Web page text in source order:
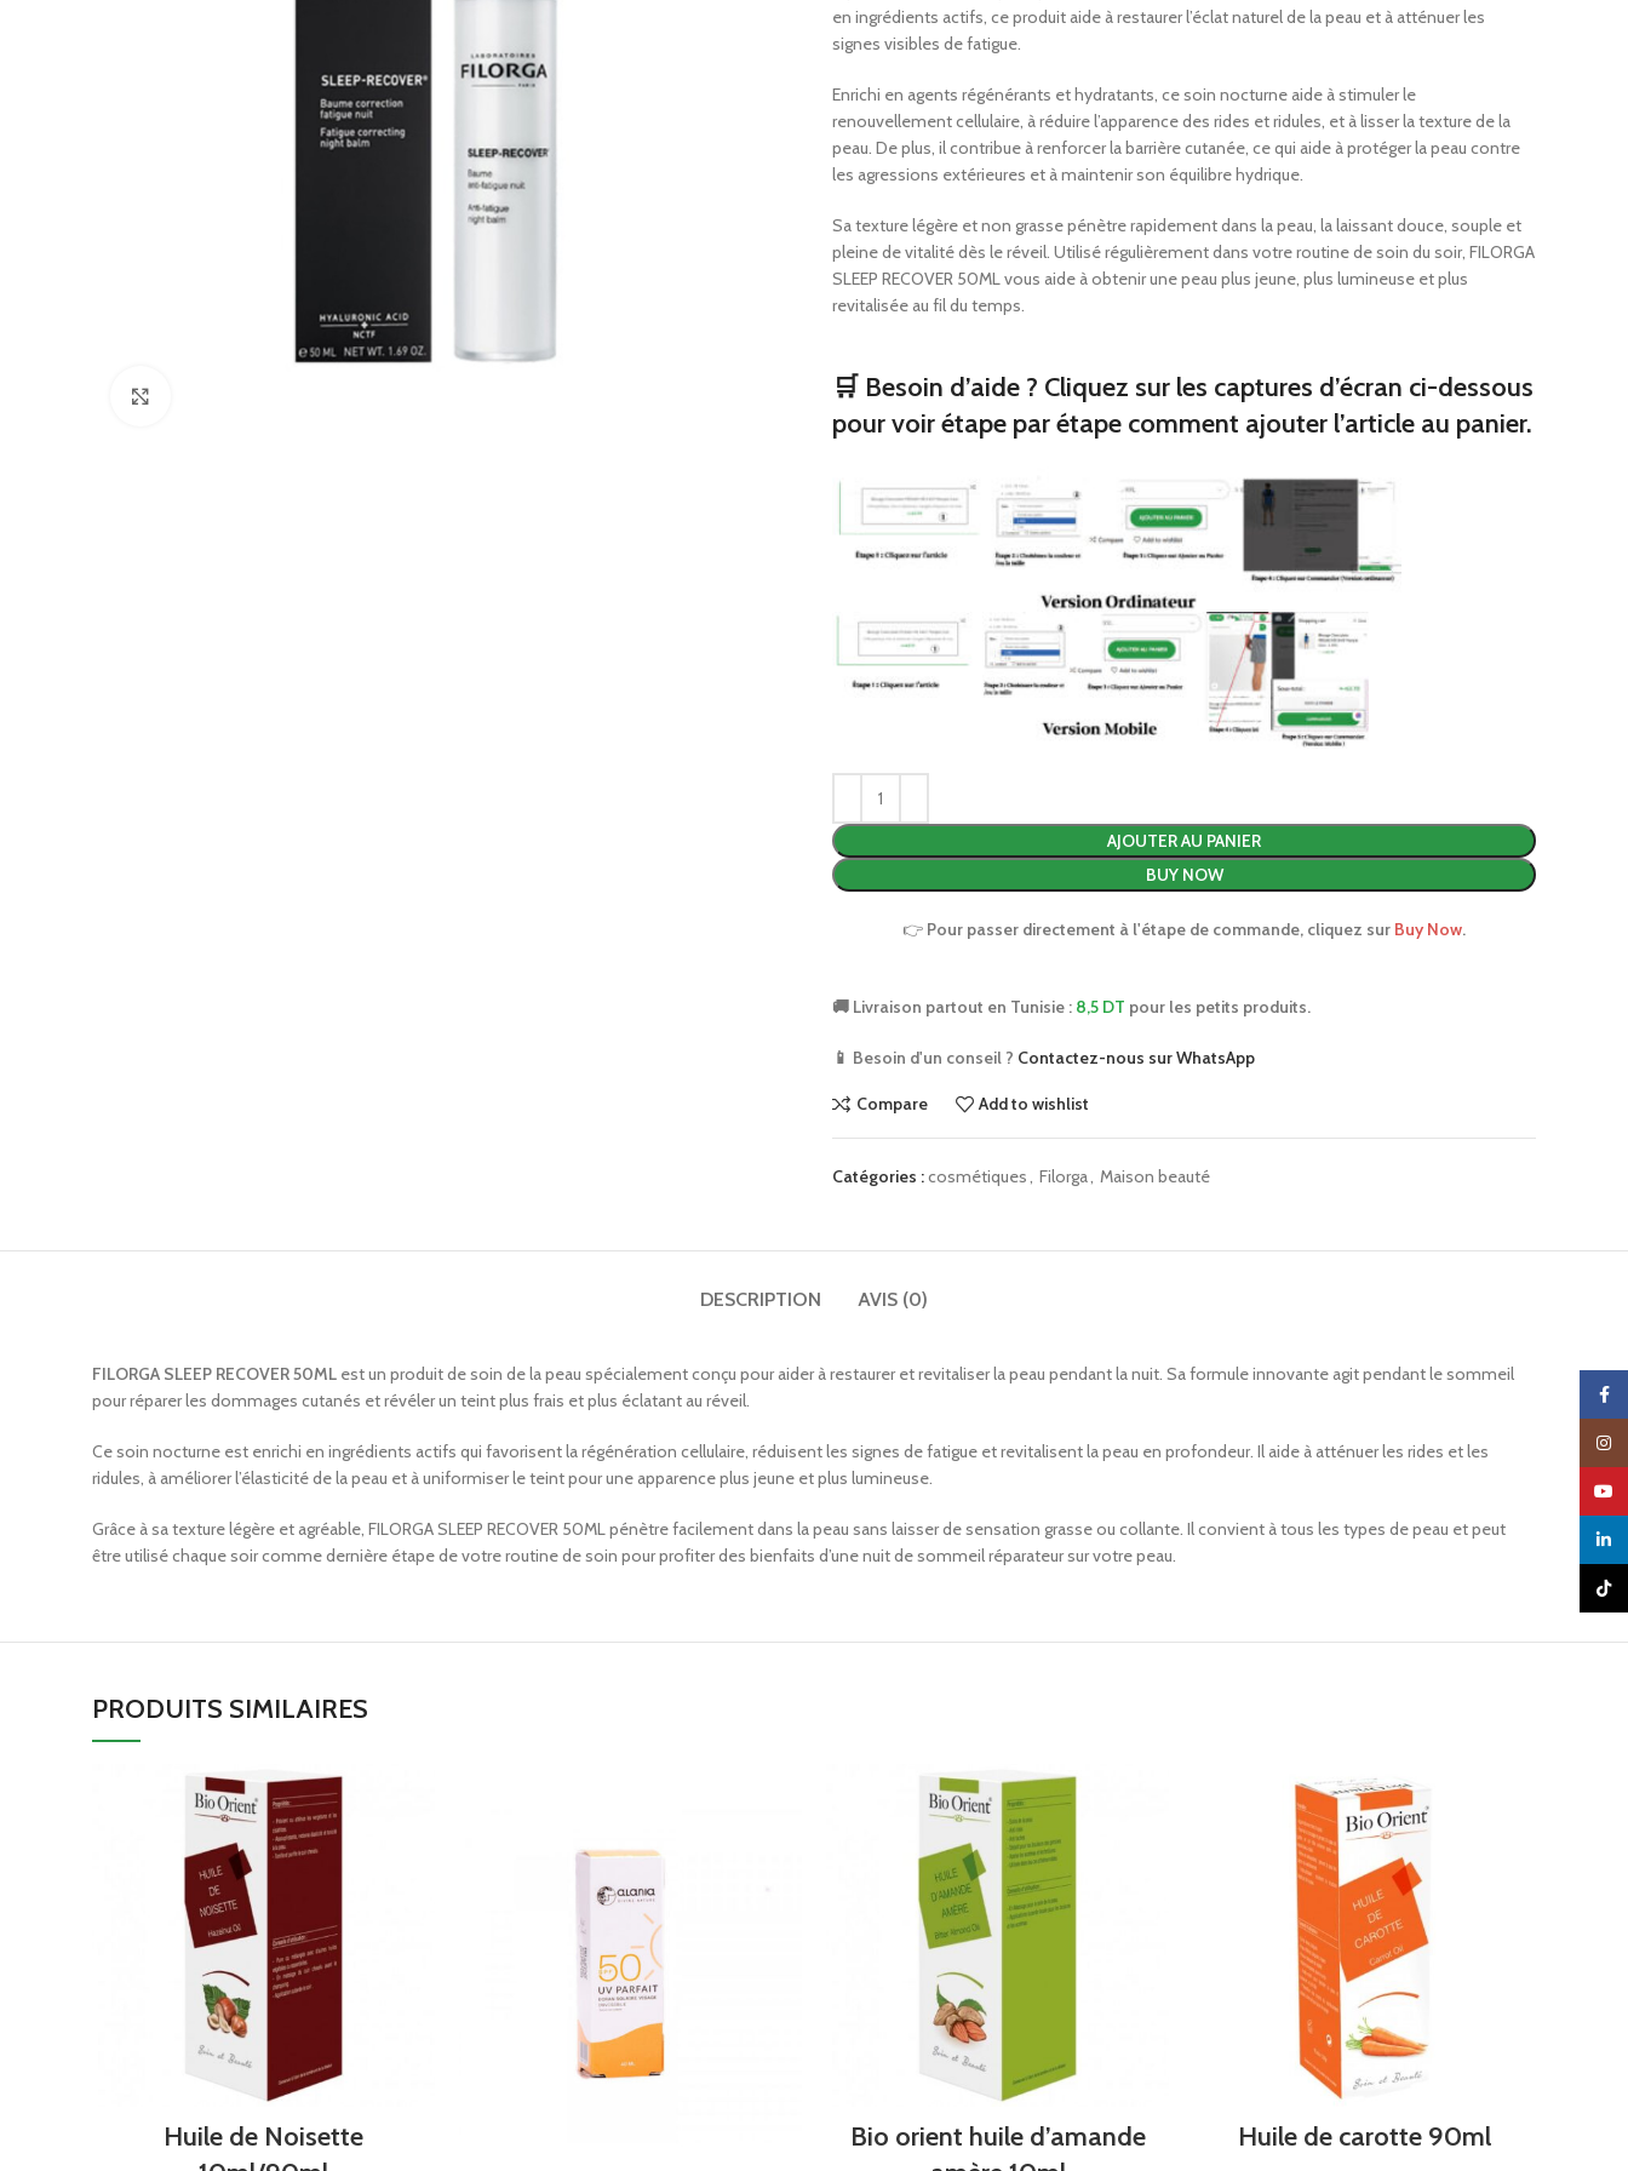
Bondages tricotés
Produits orthopédiques junior
Bas médicaux
Oreillers orthopédiques
Consommables de premiers
secours
Fauteuils roulants
Consommables de premiers
Aider à la marche
Fauteuils roulants
en ingrédients actifs, ce produit aide à restaurer l’éclat naturel de la peau et à atténuer les
signes visibles de fatigue.
Enrichi en agents régénérants et hydratants, ce soin nocturne aide à stimuler le
renouvellement cellulaire, à réduire l’apparence des rides et ridules, et à lisser la texture de la
peau. De plus, il contribue à renforcer la barrière cutanée, ce qui aide à protéger la peau contre
les agressions extérieures et à maintenir son équilibre hydrique.
Sa texture légère et non grasse pénètre rapidement dans la peau, la laissant douce, souple et
pleine de vitalité dès le réveil. Utilisé régulièrement dans votre routine de soin du soir, FILORGA
SLEEP RECOVER 50ML vous aide à obtenir une peau plus jeune, plus lumineuse et plus
revitalisée au fil du temps.
🛒 Besoin d’aide ? Cliquez sur les captures d’écran ci-dessous
pour voir étape par étape comment ajouter l’article au panier.
AJOUTER AU PANIER
BUY NOW
👉 Pour passer directement à l'étape de commande, cliquez sur Buy Now.
🚚 Livraison partout en Tunisie : 8,5 DT pour les petits produits.
📱 Besoin d'un conseil ? Contactez-nous sur WhatsApp
Compare Add to wishlist
Catégories :cosmétiques, Filorga, Maison beauté
DESCRIPTION AVIS (0)
FILORGA SLEEP RECOVER 50ML est un produit de soin de la peau spécialement conçu pour aider à restaurer et revitaliser la peau pendant la nuit. Sa formule innovante agit pendant le sommeil
pour réparer les dommages cutanés et révéler un teint plus frais et plus éclatant au réveil.
Ce soin nocturne est enrichi en ingrédients actifs qui favorisent la régénération cellulaire, réduisent les signes de fatigue et revitalisent la peau en profondeur. Il aide à atténuer les rides et les
ridules, à améliorer l’élasticité de la peau et à uniformiser le teint pour une apparence plus jeune et plus lumineuse.
Grâce à sa texture légère et agréable, FILORGA SLEEP RECOVER 50ML pénètre facilement dans la peau sans laisser de sensation grasse ou collante. Il convient à tous les types de peau et peut
être utilisé chaque soir comme dernière étape de votre routine de soin pour profiter des bienfaits d’une nuit de sommeil réparateur sur votre peau.
PRODUITS SIMILAIRES
Huile de Noisette
Bio orient huile d’amande
Huile de carotte 90ml